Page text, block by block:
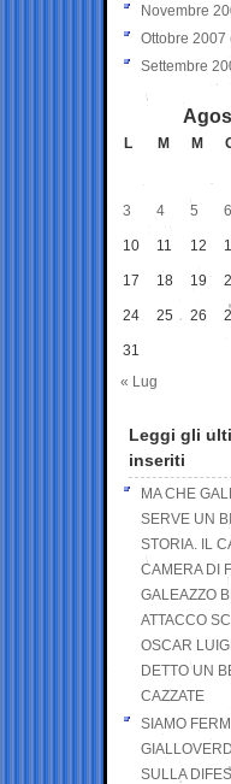
Novembre
Ottobre 2007
Settembre
L M M
3 4 5 6
10 11 12
17 18 19
24 25 26
31
« Lug
Leggi gli
inseriti
MA CHE
SERVE UN
STORIA. IL
CAMERA DI
GALEAZZO
ATTACCO
OSCAR
DETTO UN
CAZZATE
SIAMO
SULLA